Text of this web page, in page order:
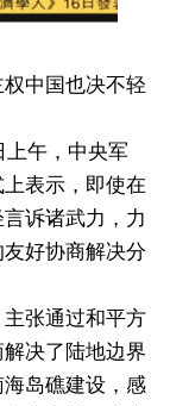
中国也决不轻
上午，中央军
表示，即使在
诉诸武力，力
好协商解决分
张通过和平方
决了陆地边界
岛礁建设，感